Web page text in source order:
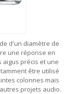
d'un diamètre de
une réponse en
précis et une
être utilisé
colonnes mais
projets audio.